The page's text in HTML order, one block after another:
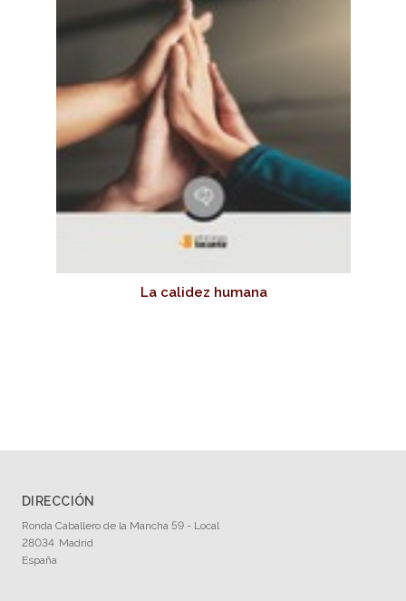
La calidez humana
DIRECCIÓN
Ronda Caballero de la Mancha 59 - Local
28034 Madrid
España